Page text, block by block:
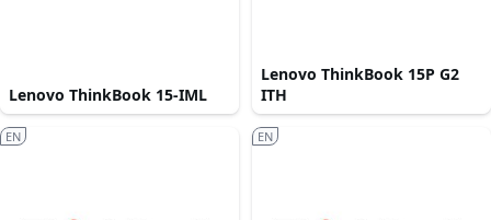
Lenovo ThinkBook 15-IML
Lenovo ThinkBook 15P G2
ITH
EN EN